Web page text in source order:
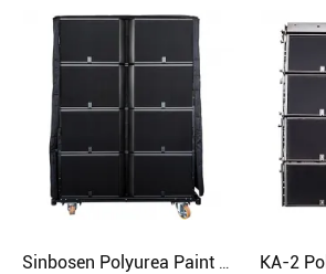
Sinbosen Polyurea Paint K1 dualer 15-Zoll-3-Wege-Audio-Line-Array-Lautsprecher